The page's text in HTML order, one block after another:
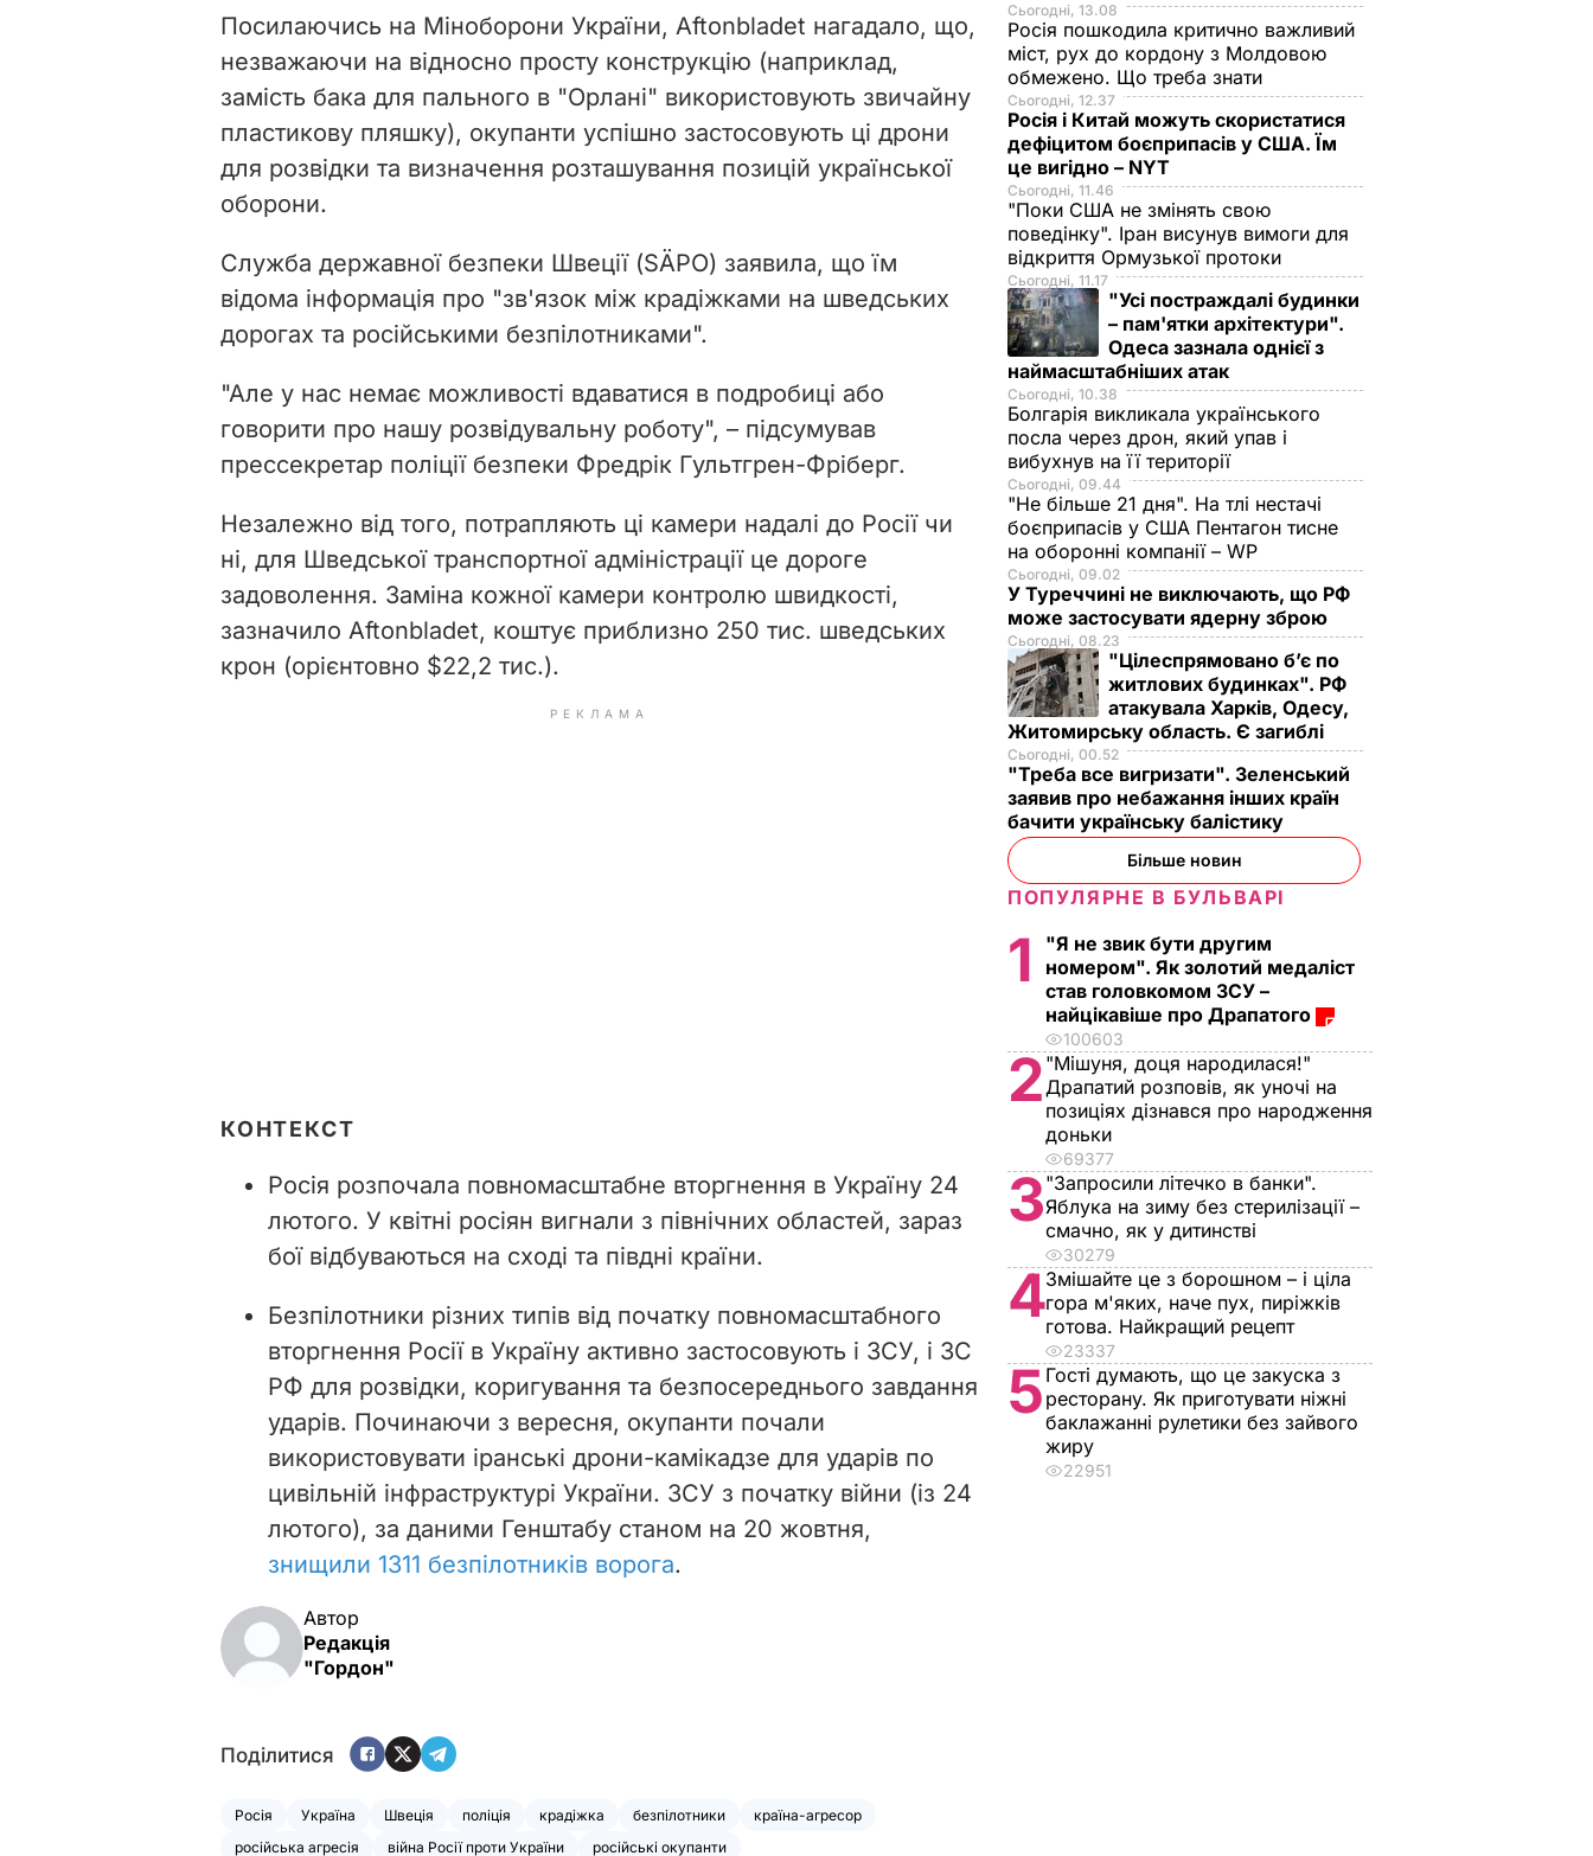
Посилаючись на Міноборони України, Aftonbladet нагадало, що,
незважаючи на відносно просту конструкцію (наприклад,
замість бака для пального в "Орлані" використовують звичайну
пластикову пляшку), окупанти успішно застосовують ці дрони
для розвідки та визначення розташування позицій української
оборони.
Служба державної безпеки Швеції (SÄPO) заявила, що їм
відома інформація про "зв'язок між крадіжками на шведських
дорогах та російськими безпілотниками".
"Але у нас немає можливості вдаватися в подробиці або
говорити про нашу розвідувальну роботу", – підсумував
прессекретар поліції безпеки Фредрік Гультгрен-Фріберг.
Незалежно від того, потрапляють ці камери надалі до Росії чи
ні, для Шведської транспортної адміністрації це дороге
задоволення. Заміна кожної камери контролю швидкості,
зазначило Aftonbladet, коштує приблизно 250 тис. шведських
крон (орієнтовно $22,2 тис.).
РЕКЛАМА
КОНТЕКСТ
Росія розпочала повномасштабне вторгнення в Україну 24
лютого. У квітні росіян вигнали з північних областей, зараз
бої відбуваються на сході та півдні країни.
Безпілотники різних типів від початку повномасштабного
вторгнення Росії в Україну активно застосовують і ЗСУ, і ЗС
РФ для розвідки, коригування та безпосереднього завдання
ударів. Починаючи з вересня, окупанти почали
використовувати іранські дрони-камікадзе для ударів по
цивільній інфраструктурі України. ЗСУ з початку війни (із 24
лютого), за даними Генштабу станом на 20 жовтня,
знищили 1311 безпілотників ворога.
Автор
Редакція
"Гордон"
Поділитися
Росія Україна Швеція поліція крадіжка безпілотники
країна-агресор
російська агресія
війна Росії проти України російські окупанти
Сьогодні, 13.08
Росія пошкодила критично важливий
міст, рух до кордону з Молдовою
обмежено. Що треба знати
Сьогодні, 12.37
Росія і Китай можуть скористатися
дефіцитом боєприпасів у США. Їм
це вигідно – NYT
Сьогодні, 11.46
"Поки США не змінять свою
поведінку". Іран висунув вимоги для
відкриття Ормузької протоки
Сьогодні, 11.17
"Усі постраждалі будинки
– пам'ятки архітектури".
Одеса зазнала однієї з
наймасштабніших атак
Сьогодні, 10.38
Болгарія викликала українського
посла через дрон, який упав і
вибухнув на її території
Сьогодні, 09.44
"Не більше 21 дня". На тлі нестачі
боєприпасів у США Пентагон тисне
на оборонні компанії – WP
Сьогодні, 09.02
У Туреччині не виключають, що РФ
може застосувати ядерну зброю
Сьогодні, 08.23
"Цілеспрямовано бʼє по
житлових будинках". РФ
атакувала Харків, Одесу,
Житомирську область. Є загиблі
Сьогодні, 00.52
"Треба все вигризати". Зеленський
заявив про небажання інших країн
бачити українську балістику
Більше новин
ПОПУЛЯРНЕ В БУЛЬВАРІ
1
"Я не звик бути другим
номером". Як золотий медаліст
став головкомом ЗСУ –
найцікавіше про Драпатого
100603
2 "Мішуня, доця народилася!"
Драпатий розповів, як уночі на
позиціях дізнався про народження
доньки
69377
3"Запросили літечко в банки".
Яблука на зиму без стерилізації –
смачно, як у дитинстві
30279
4Змішайте це з борошном – і ціла
гора м'яких, наче пух, пиріжків
готова. Найкращий рецепт
23337
5 Гості думають, що це закуска з
ресторану. Як приготувати ніжні
баклажанні рулетики без зайвого
жиру
22951